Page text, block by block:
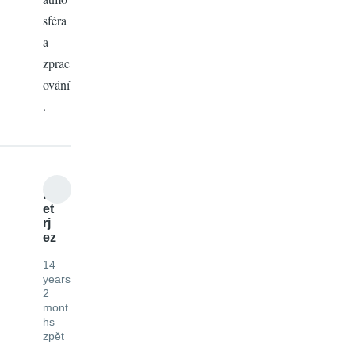
sféra
a
zprac
ování
.
P
et
rj
ez
14
years
2
mont
hs
zpět